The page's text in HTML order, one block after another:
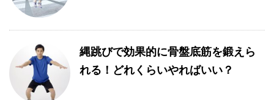
縄跳びで効果的に骨盤底筋を鍛えら
れる！どれくらいやればいい？